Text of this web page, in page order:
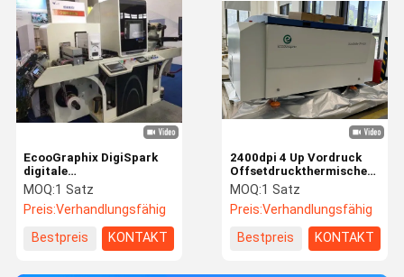
EcooGraphix DigiSpark
digitale
Etikettendruckmaschine
für einzigartige visuelle
Effekte
MOQ:1 Satz
Preis:Verhandlungsfähig
Bestpreis
KONTAKT
2400dpi 4 Up Vordruck
Offsetdruckthermische
CTP-Maschine
MOQ:1 Satz
Preis:Verhandlungsfähig
Bestpreis
KONTAKT